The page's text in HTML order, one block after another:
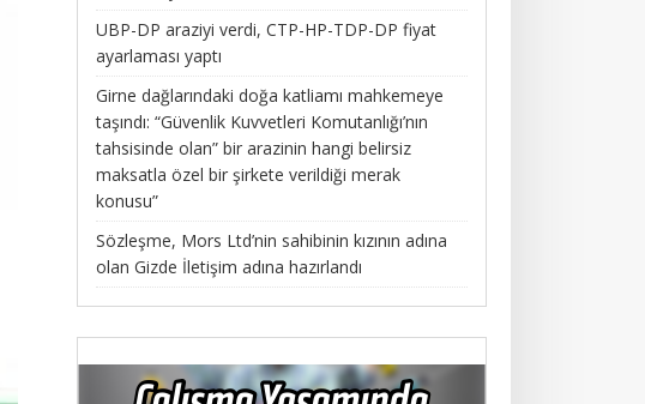
UBP-DP araziyi verdi, CTP-HP-TDP-DP fiyat
ayarlaması yaptı
Girne dağlarındaki doğa katliamı mahkemeye
taşındı: “Güvenlik Kuvvetleri Komutanlığı’nın
tahsisinde olan” bir arazinin hangi belirsiz
maksatla özel bir şirkete verildiği merak
konusu”
Sözleşme, Mors Ltd’nin sahibinin kızının adına
olan Gizde İletişim adına hazırlandı